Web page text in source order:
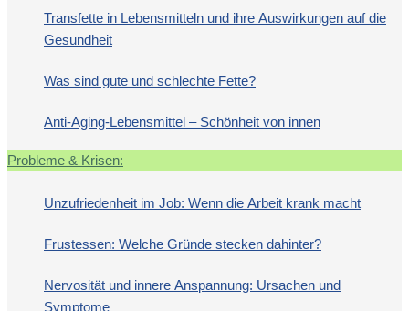
Transfette in Lebensmitteln und ihre Auswirkungen auf die
Gesundheit
Was sind gute und schlechte Fette?
Anti-Aging-Lebensmittel – Schönheit von innen
Probleme & Krisen:
Unzufriedenheit im Job: Wenn die Arbeit krank macht
Frustessen: Welche Gründe stecken dahinter?
Nervosität und innere Anspannung: Ursachen und
Symptome